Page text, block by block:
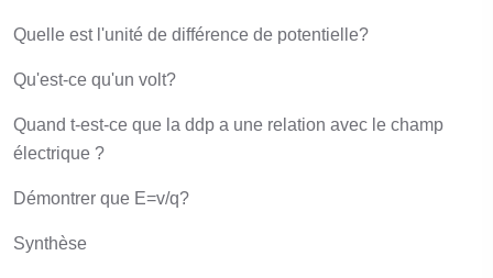
Quelle est l'unité de différence de potentielle?
Qu'est-ce qu'un volt?
Quand t-est-ce que la ddp a une relation avec le champ
électrique ?
Démontrer que E=v/q?
Synthèse